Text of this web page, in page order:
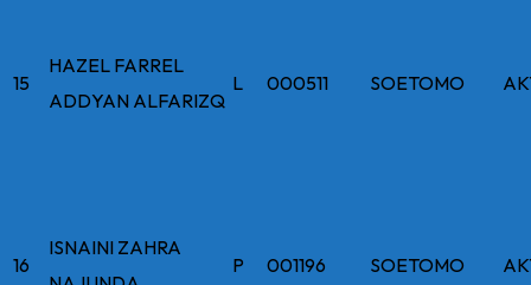
15
HAZEL FARREL
ADDYAN ALFARIZQ
L 000511 SOETOMO
16
ISNAINI ZAHRA
P 001196 SOETOMO